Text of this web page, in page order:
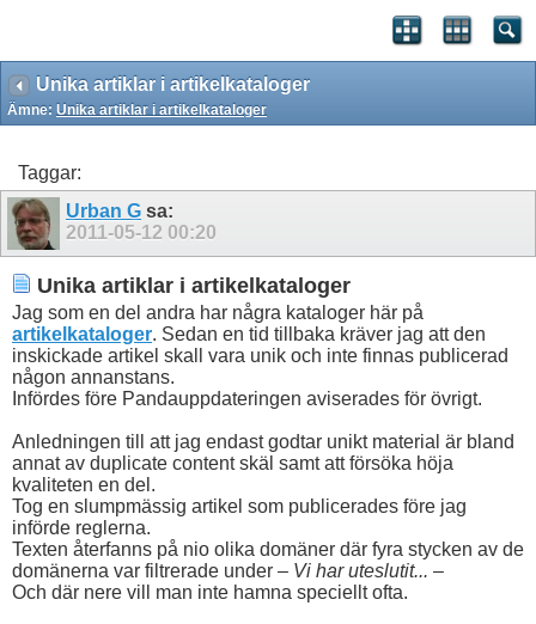
Unika artiklar i artikelkataloger
Ämne: Unika artiklar i artikelkataloger
Taggar:
Urban G sa:
2011-05-12 00:20
Unika artiklar i artikelkataloger
Jag som en del andra har några kataloger här på
artikelkataloger. Sedan en tid tillbaka kräver jag att den
inskickade artikel skall vara unik och inte finnas publicerad
någon annanstans.
Infördes före Pandauppdateringen aviserades för övrigt.
Anledningen till att jag endast godtar unikt material är bland
annat av duplicate content skäl samt att försöka höja
kvaliteten en del.
Tog en slumpmässig artikel som publicerades före jag
införde reglerna.
Texten återfanns på nio olika domäner där fyra stycken av de
domänerna var filtrerade under – Vi har uteslutit... –
Och där nere vill man inte hamna speciellt ofta.